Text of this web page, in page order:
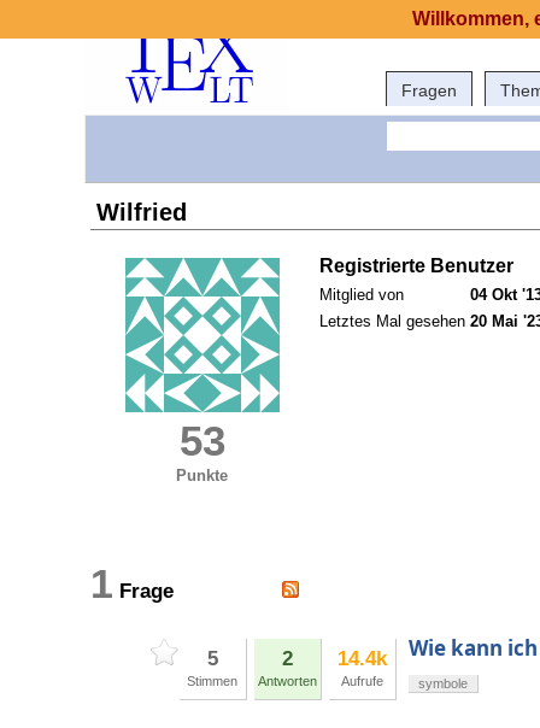
Fragen
Wilfried
53
Punkte
Registrierte Benutzer
Mitglied von
04 Okt
Letztes Mal gesehen 20 Mai
1 Frage
5
Stimmen
2
Antworten
14.4k
Aufrufe
Wie kann
symbole
Willkommen,